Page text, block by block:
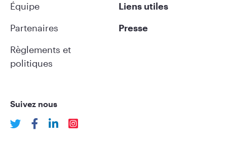
Équipe
Partenaires
Règlements et
politiques
Liens utiles
Presse
Suivez nous